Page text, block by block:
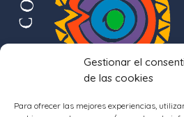
Gestionar el
de las cookies
Para ofrecer las mejores experiencias,